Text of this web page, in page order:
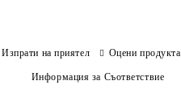
Изпрати на приятел Оцени продукта
Информация за Съответствие